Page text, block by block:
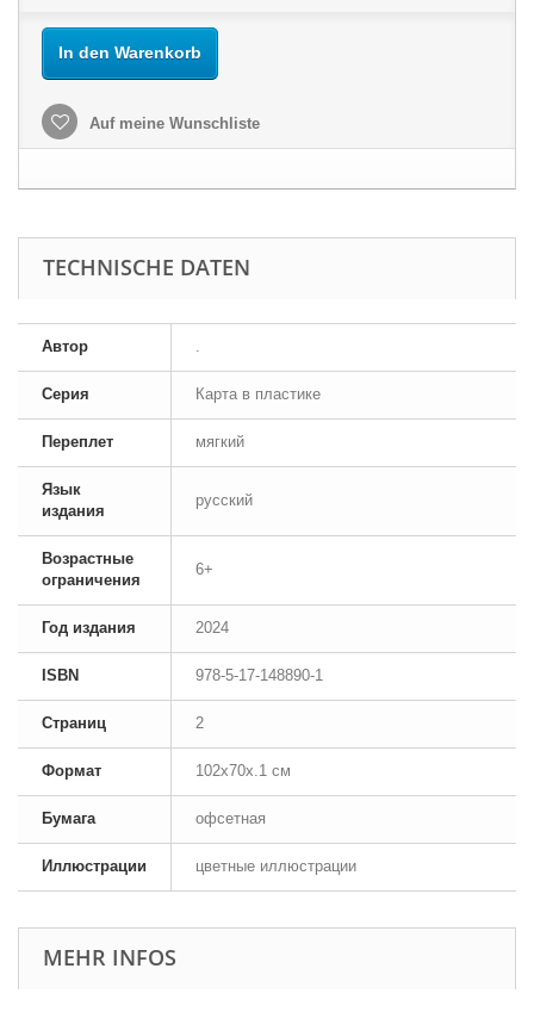
In den Warenkorb
Auf meine Wunschliste
TECHNISCHE DATEN
Автор
Серия Карта в пластике
Переплет мягкий
Язык
издания
русский
Возрастные
ограничения
6+
Год издания 2024
ISBN 978-5-17-148890-1
Страниц 2
Формат 102x70x.1 см
Бумага офсетная
Иллюстрации цветные иллюстрации
MEHR INFOS